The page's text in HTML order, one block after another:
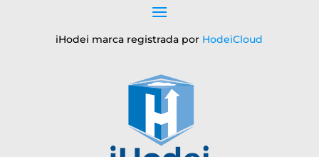
iHodei marca registrada por HodeiCloud